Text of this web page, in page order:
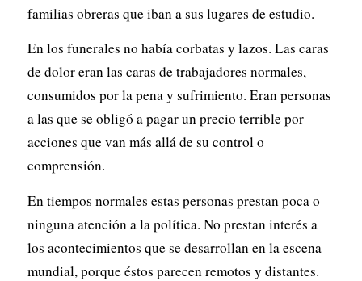
familias obreras que iban a sus lugares de estudio.
En los funerales no había corbatas y lazos. Las caras
de dolor eran las caras de trabajadores normales,
consumidos por la pena y sufrimiento. Eran personas
a las que se obligó a pagar un precio terrible por
acciones que van más allá de su control o
comprensión.
En tiempos normales estas personas prestan poca o
ninguna atención a la política. No prestan interés a
los acontecimientos que se desarrollan en la escena
mundial, porque éstos parecen remotos y distantes.